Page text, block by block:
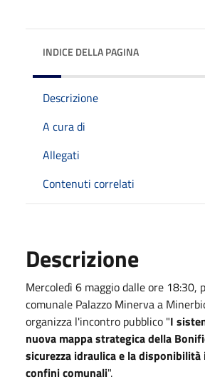
INDICE DELLA PAGINA
Descrizione
A cura di
Allegati
Contenuti correlati
Descrizione
Mercoledì 6 maggio dalle ore 18:30,
comunale Palazzo Minerva a
organizza l'incontro pubblico "I
nuova mappa strategica della
sicurezza idraulica e la
confini comunali".